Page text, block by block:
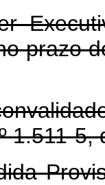
prazo
1.511-